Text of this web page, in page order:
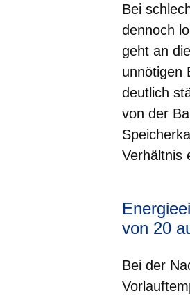
Bei
dennoch
geht an
unnötigen
deutlich
von der
Verhältnis
von 20
Bei der